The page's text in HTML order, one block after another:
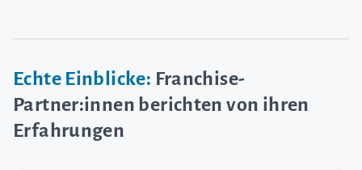
Echte Einblicke: Franchise-
Partner:innen berichten von ihren
Erfahrungen